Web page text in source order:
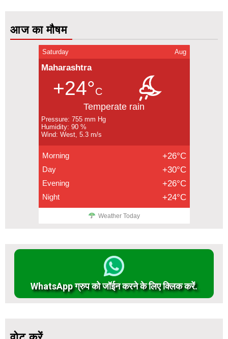
आज का मौषम
Saturday Aug
Maharashtra
+24°C
Temperate rain
Pressure: 755 mm Hg
Humidity: 90 %
Wind: West, 5.3 m/s
Morning +26°C
Day +30°C
Evening +26°C
Night +24°C
Weather Today
WhatsApp ग्रुप को जॉईन करने के लिए क्लिक करें.